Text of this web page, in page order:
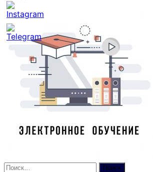
Set
Youtube
Channel
Найти: